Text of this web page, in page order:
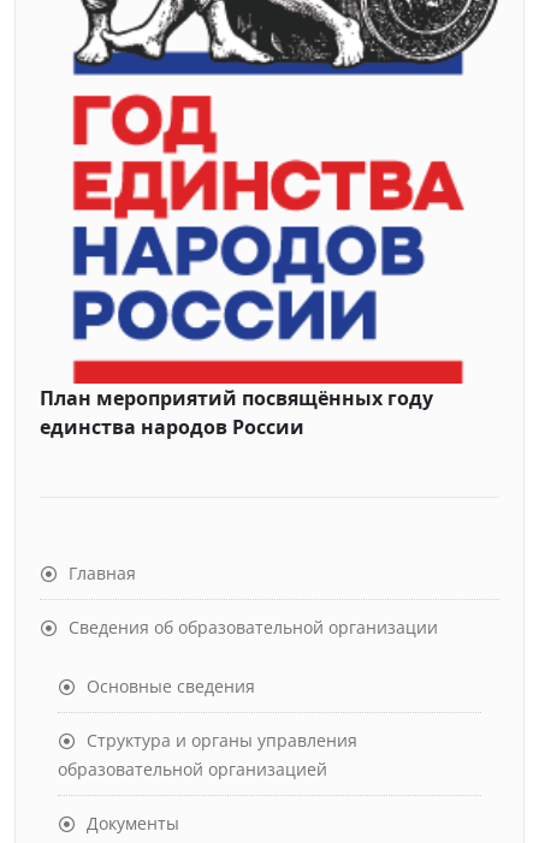
План мероприятий посвящённых году
единства народов России
Главная
Сведения об образовательной организации
Основные сведения
Структура и органы управления
образовательной организацией
Документы